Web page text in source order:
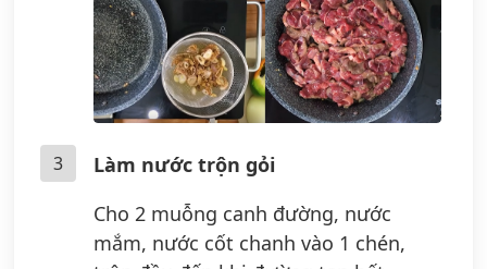
3
Làm nước trộn gỏi
Cho 2 muỗng canh đường, nước
mắm, nước cốt chanh vào 1 chén,